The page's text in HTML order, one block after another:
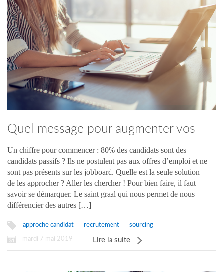
Quel message pour augmenter vos
taux de retour ?
Un chiffre pour commencer : 80% des candidats sont des
candidats passifs ? Ils ne postulent pas aux offres d’emploi et ne
sont pas présents sur les jobboard. Quelle est la seule solution
de les approcher ? Aller les chercher ! Pour bien faire, il faut
savoir se démarquer. Le saint graal qui nous permet de nous
différencier des autres […]
approche candidat recrutement sourcing
mardi 7 mai 2019 Lire la suite